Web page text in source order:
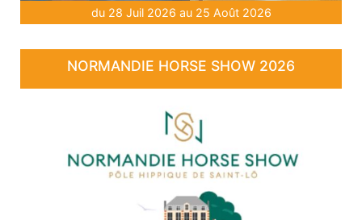
du 28 Juil 2026 au 25 Août 2026
NORMANDIE HORSE SHOW 2026